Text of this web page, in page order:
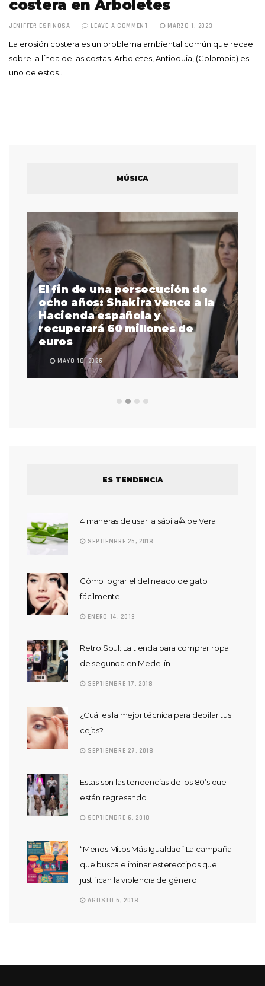
costera en Arboletes
JENIFFER ESPINOSA LEAVE A COMMENT MARZO 1, 2023
La erosión costera es un problema ambiental común que recae
sobre la línea de las costas. Arboletes, Antioquia, (Colombia) es
uno de estos…
MÚSICA
El fin de una persecución de
ocho años: Shakira vence a la
Hacienda española y
recuperará 60 millones de
euros
MAYO 18, 2026
ES TENDENCIA
4 maneras de usar la sábila/Aloe Vera
SEPTIEMBRE 26, 2018
Cómo lograr el delineado de gato
fácilmente
ENERO 14, 2019
Retro Soul: La tienda para comprar ropa
de segunda en Medellín
SEPTIEMBRE 17, 2018
¿Cuál es la mejor técnica para depilar tus
cejas?
SEPTIEMBRE 27, 2018
Estas son las tendencias de los 80’s que
están regresando
SEPTIEMBRE 6, 2018
“Menos Mitos Más Igualdad” La campaña
que busca eliminar estereotipos que
justifican la violencia de género
AGOSTO 6, 2018